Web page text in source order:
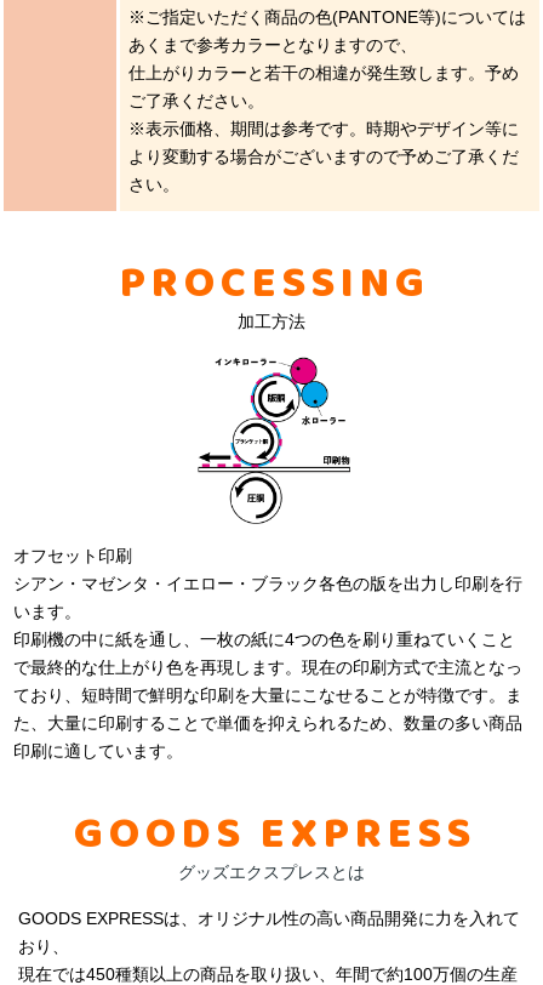
※ご指定いただく商品の色(PANTONE等)については
あくまで参考カラーとなりますので、
仕上がりカラーと若干の相違が発生致します。予め
ご了承ください。
※表示価格、期間は参考です。時期やデザイン等に
より変動する場合がございますので予めご了承くだ
さい。
PROCESSING
加工方法
オフセット印刷
シアン・マゼンタ・イエロー・ブラック各色の版を出力し印刷を行
います。
印刷機の中に紙を通し、一枚の紙に4つの色を刷り重ねていくこと
で最終的な仕上がり色を再現します。現在の印刷方式で主流となっ
ており、短時間で鮮明な印刷を大量にこなせることが特徴です。ま
た、大量に印刷することで単価を抑えられるため、数量の多い商品
印刷に適しています。
GOODS EXPRESS
グッズエクスプレスとは
GOODS EXPRESSは、オリジナル性の高い商品開発に力を入れて
おり、
現在では450種類以上の商品を取り扱い、年間で約100万個の生産